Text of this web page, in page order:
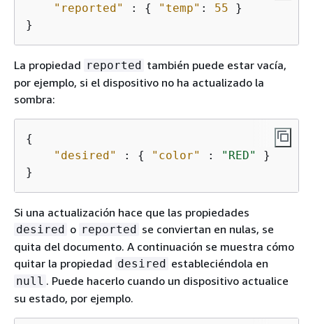
"reported"
: { "temp" : 55 }
}
La propiedad reported también puede estar vacía,
por ejemplo, si el dispositivo no ha actualizado la
sombra:
{
"desired"
: { "color" : "RED"
}
}
Si una actualización hace que las propiedades
desired o reported se conviertan en nulas, se
quita del documento. A continuación se muestra cómo
quitar la propiedad desired estableciéndola en
null . Puede hacerlo cuando un dispositivo actualice
su estado, por ejemplo.